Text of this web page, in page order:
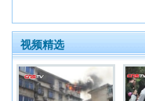
视频精选